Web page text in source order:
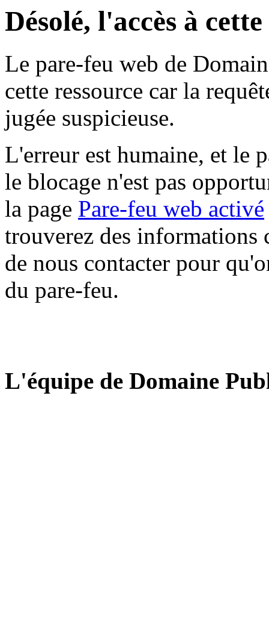
Désolé, l'accès à
Le pare-feu web de
cette ressource car la
jugée suspicieuse.
L'erreur est humaine, et le
le blocage n'est pas
la page Pare-feu web activé
trouverez des informations
de nous contacter pour
du pare-feu.
L'équipe de Domaine